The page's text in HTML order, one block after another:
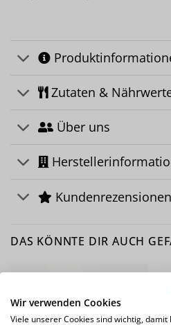
Zutaten &
Über uns
DAS KÖNNTE DIR AUCH
Wir verwenden Cookies
Viele unserer Cookies sind wichtig,